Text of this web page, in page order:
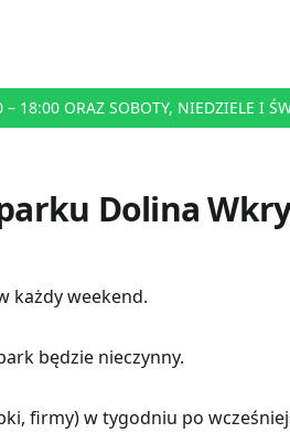
18:00 ORAZ SOBOTY, NIEDZIELE I
Dolina
każdy weekend.
będzie nieczynny.
firmy) w tygodniu po